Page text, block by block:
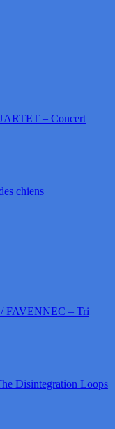
– Concert
chiens
FAVENNEC – Tri
Disintegration Loops